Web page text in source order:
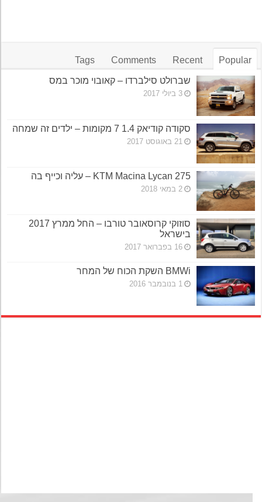
Popular
Recent
Comments
Tags
שברולט סילברדו – קאובוי מוכר במס
3 ביולי 2017
סקודה קודיאק 1.4 7 מקומות – ילדים זה שמחה
21 באוגוסט 2017
KTM Macina Lycan 275 – עליה וכייף בה
2 במאי 2018
סוזוקי קרוסאובר טורבו – החל ממרץ 2017
בישראל
16 בפברואר 2017
BMWi השקת הכוח של המחר
1 בנובמבר 2016